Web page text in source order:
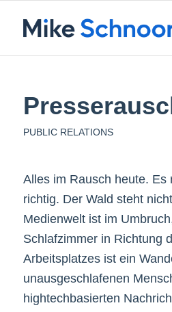
PUBLIC RELATIONS
Alles im Rausch heute. Es
richtig. Der Wald steht
Medienwelt ist im
Schlafzimmer in Richtung
Arbeitsplatzes ist ein
unausgeschlafenen
hightechbasierten